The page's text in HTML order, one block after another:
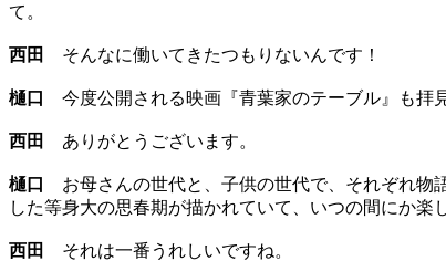
て。
西田 そんなに働いてきたつもりないんです！
樋口 今度公開される映画『青葉家のテーブル』も拝
西田 ありがとうございます。
樋口
お母さんの世代と、子供の世代で、それぞれ物
した等身大の思春期が描かれていて、いつの間にか楽
西田 それは一番うれしいですね。